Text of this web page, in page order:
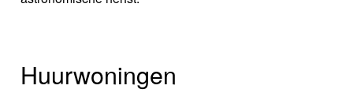
Huurwoningen